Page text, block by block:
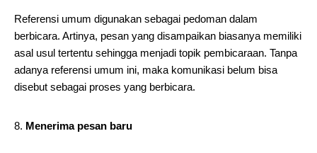
Referensi umum digunakan sebagai pedoman dalam
berbicara. Artinya, pesan yang disampaikan biasanya memiliki
asal usul tertentu sehingga menjadi topik pembicaraan. Tanpa
adanya referensi umum ini, maka komunikasi belum bisa
disebut sebagai proses yang berbicara.
Menerima pesan baru